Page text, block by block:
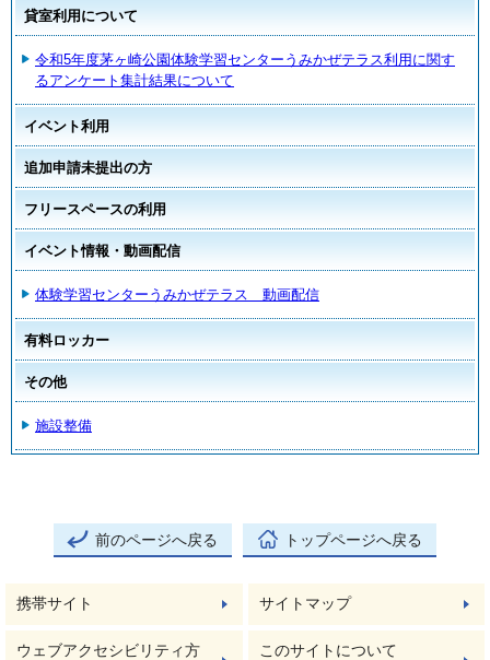
貸室利用について
令和5年度茅ヶ崎公園体験学習センターうみかぜテラス利用に関す
るアンケート集計結果について
イベント利用
追加申請未提出の方
フリースペースの利用
イベント情報・動画配信
体験学習センターうみかぜテラス 動画配信
有料ロッカー
その他
施設整備
前のページへ戻る トップページへ戻る
携帯サイト サイトマップ
ウェブアクセシビリティ方
このサイトについて